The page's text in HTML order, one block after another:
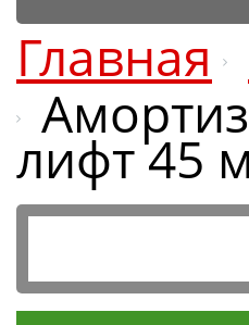
Главная
лифт 45